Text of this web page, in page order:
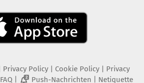
Privacy Policy| Cookie Policy| Privacy
FAQ| 2 Push-Nachrichten Netiquette